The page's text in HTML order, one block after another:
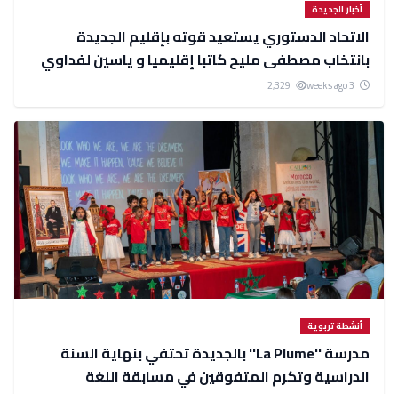
أخبار الجديدة
الاتحاد الدستوري يستعيد قوته بإقليم الجديدة
بانتخاب مصطفى مليح كاتبا إقليميا و ياسين لفداوي
رئيسا للمجلس الإقليمي
أنشطة تربوية
مدرسة ''La Plume'' بالجديدة تحتفي بنهاية السنة
الدراسية وتكرم المتفوقين في مسابقة اللغة